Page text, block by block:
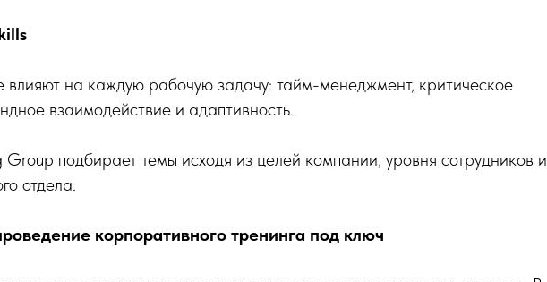
влияют на каждую рабочую задачу: тайм-менеджмент, критическое
взаимодействие и адаптивность.
подбирает темы исходя из целей компании, уровня сотрудников и
отдела.
корпоративного тренинга под ключ